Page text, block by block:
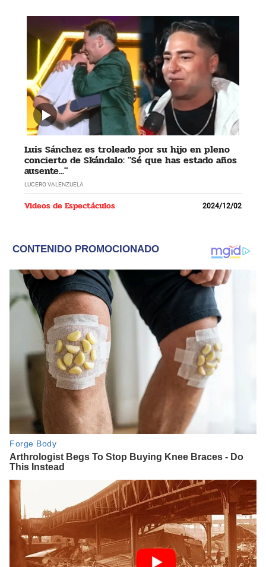
Luis Sánchez es troleado por su hijo en pleno
concierto de Skándalo: "Sé que has estado años
ausente..."
LUCERO VALENZUELA
Videos de Espectáculos 2024/12/02